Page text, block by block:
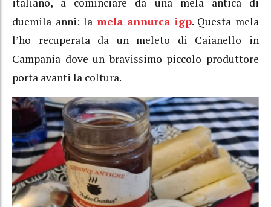
duemila anni: la mela annurca igp. Questa mela
l’ho recuperata da un meleto di Caianello in
Campania dove un bravissimo piccolo produttore
porta avanti la coltura.